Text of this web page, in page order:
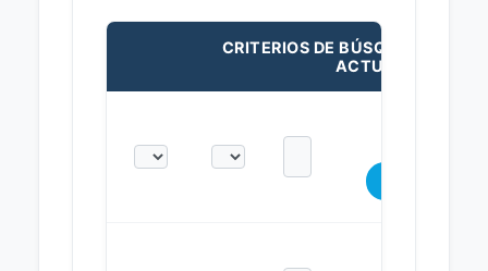
CRITERIOS DE BÚSQUEDA
ACTUALES: